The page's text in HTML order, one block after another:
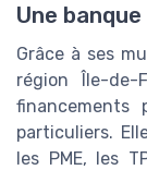
Une
Grâce à ses
région Île-de-
financements
particuliers.
les PME, les